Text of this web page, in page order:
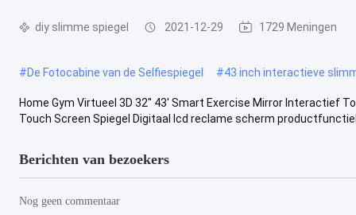
diy slimme spiegel 2021-12-29 1729 Meningen
#De Fotocabine van de Selfiespiegel #43 inch interactieve
Home Gym Virtueel 3D 32'' 43' Smart Exercise Mirror Interactief
Touch Screen Spiegel Digitaal lcd reclame scherm
Berichten van bezoekers
Nog geen commentaar